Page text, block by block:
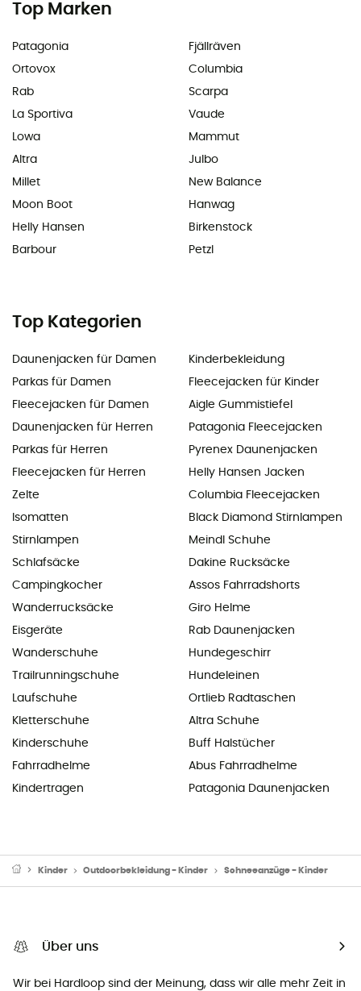
Top Marken
Patagonia
Ortovox
Rab
La Sportiva
Lowa
Altra
Millet
Moon Boot
Helly Hansen
Barbour
Fjällräven
Columbia
Scarpa
Vaude
Mammut
Julbo
New Balance
Hanwag
Birkenstock
Petzl
Top Kategorien
Daunenjacken für Damen
Parkas für Damen
Fleecejacken für Damen
Daunenjacken für Herren
Parkas für Herren
Fleecejacken für Herren
Zelte
Isomatten
Stirnlampen
Schlafsäcke
Campingkocher
Wanderrucksäcke
Eisgeräte
Wanderschuhe
Trailrunningschuhe
Laufschuhe
Kletterschuhe
Kinderschuhe
Fahrradhelme
Kindertragen
Kinderbekleidung
Fleecejacken für Kinder
Aigle Gummistiefel
Patagonia Fleecejacken
Pyrenex Daunenjacken
Helly Hansen Jacken
Columbia Fleecejacken
Black Diamond Stirnlampen
Meindl Schuhe
Dakine Rucksäcke
Assos Fahrradshorts
Giro Helme
Rab Daunenjacken
Hundegeschirr
Hundeleinen
Ortlieb Radtaschen
Altra Schuhe
Buff Halstücher
Abus Fahrradhelme
Patagonia Daunenjacken
Kinder Outdoorbekleidung - Kinder Schneeanzüge - Kinder
Über uns
Wir bei Hardloop sind der Meinung, dass wir alle mehr Zeit in